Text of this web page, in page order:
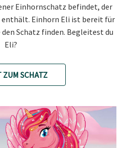
Einhornschatz befindet, der
enthält. Einhorn Eli ist bereit für
Schatz finden. Begleitest du
Eli?
ZUM SCHATZ